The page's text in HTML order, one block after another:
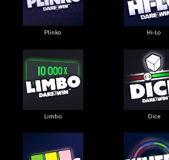
Plinko Hi-Lo
Limbo Dice